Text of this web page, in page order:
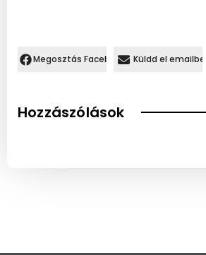
Megosztás Facebookon.Küldd el emailben
Hozzászólások